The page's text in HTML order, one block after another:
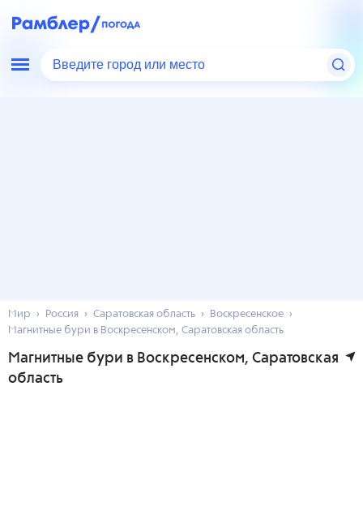
Введите город или место
Мир Россия Саратовская область
Воскресенское
Магнитные бури в Воскресенском, Саратовская область
Магнитные бури в Воскресенском, Саратовская
область